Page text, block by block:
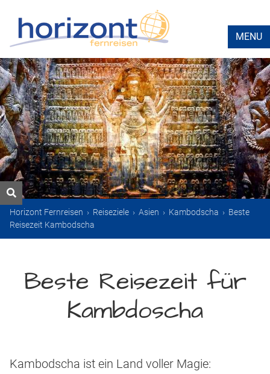
MENU
Horizont Fernreisen › Reiseziele › Asien › Kambodscha › Beste
Reisezeit Kambodscha
Beste Reisezeit für
Kambdoscha
Kambodscha ist ein Land voller Magie: